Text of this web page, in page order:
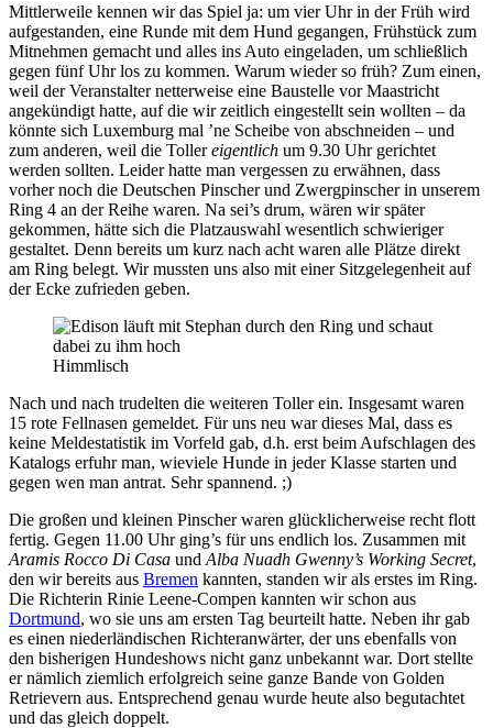
Mittlerweile kennen wir das Spiel ja: um vier Uhr in der Früh wird
aufgestanden, eine Runde mit dem Hund gegangen, Frühstück zum
Mitnehmen gemacht und alles ins Auto eingeladen, um schließlich
gegen fünf Uhr los zu kommen. Warum wieder so früh? Zum einen,
weil der Veranstalter netterweise eine Baustelle vor Maastricht
angekündigt hatte, auf die wir zeitlich eingestellt sein wollten – da
könnte sich Luxemburg mal ’ne Scheibe von abschneiden – und
zum anderen, weil die Tollereigentlich um 9.30 Uhr gerichtet
werden sollten. Leider hatte man vergessen zu erwähnen, dass
vorher noch die Deutschen Pinscher und Zwergpinscher in unserem
Ring 4 an der Reihe waren. Na sei’s drum, wären wir später
gekommen, hätte sich die Platzauswahl wesentlich schwieriger
gestaltet. Denn bereits um kurz nach acht waren alle Plätze direkt
am Ring belegt. Wir mussten uns also mit einer Sitzgelegenheit auf
der Ecke zufrieden geben.
Himmlisch
Nach und nach trudelten die weiteren Toller ein. Insgesamt waren
15 rote Fellnasen gemeldet. Für uns neu war dieses Mal, dass es
keine Meldestatistik im Vorfeld gab, d.h. erst beim Aufschlagen des
Katalogs erfuhr man, wieviele Hunde in jeder Klasse starten und
gegen wen man antrat. Sehr spannend. ;)
Die großen und kleinen Pinscher waren glücklicherweise recht flott
fertig. Gegen 11.00 Uhr ging’s für uns endlich los. Zusammen mit
Aramis Rocco Di Casa und Alba Nuadh Gwenny’s Working Secret,
den wir bereits aus Bremen kannten, standen wir als erstes im Ring.
Die Richterin Rinie Leene-Compen kannten wir schon aus
Dortmund, wo sie uns am ersten Tag beurteilt hatte. Neben ihr gab
es einen niederländischen Richteranwärter, der uns ebenfalls von
den bisherigen Hundeshows nicht ganz unbekannt war. Dort stellte
er nämlich ziemlich erfolgreich seine ganze Bande von Golden
Retrievern aus. Entsprechend genau wurde heute also begutachtet
und das gleich doppelt.